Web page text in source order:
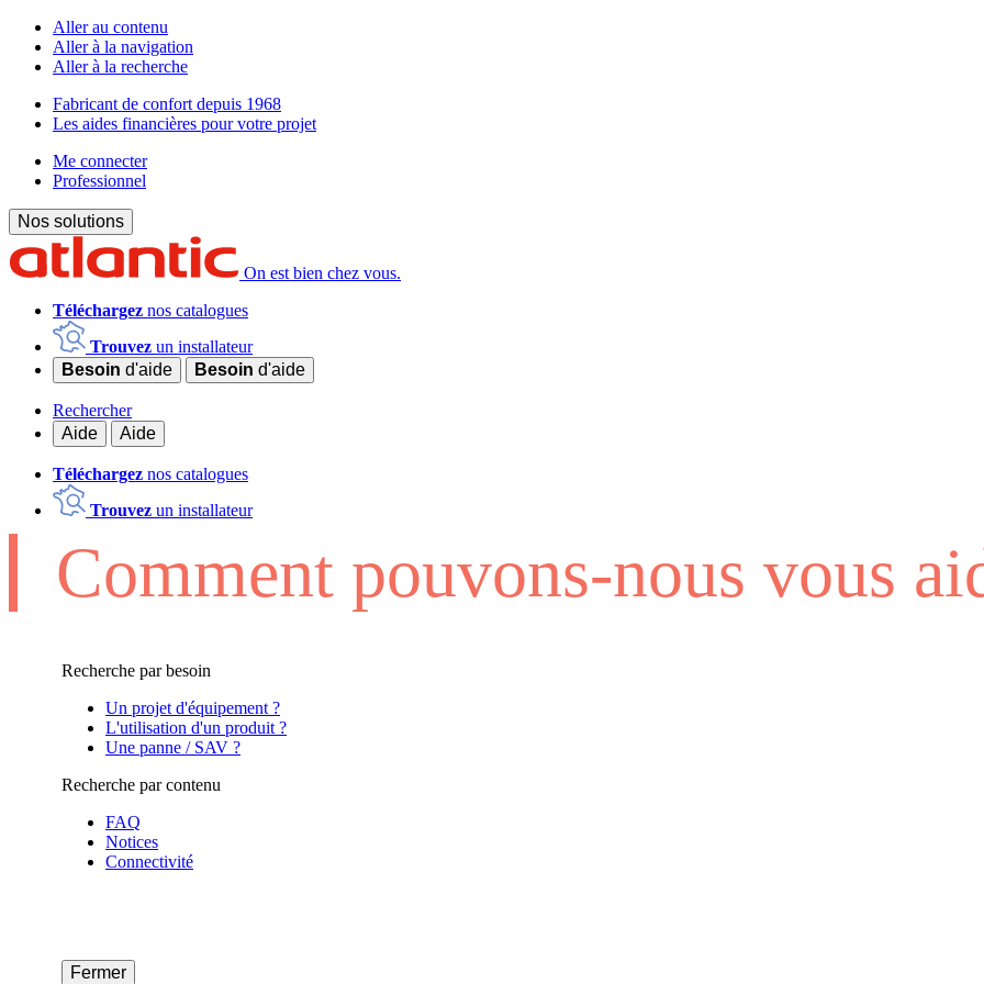
Aller au contenu
Aller à la navigation
Aller à la recherche
Fabricant de confort depuis 1968
Les aides financières pour votre projet
Me connecter
Professionnel
Nos solutions
On est bien chez vous.
Téléchargez nos catalogues
Trouvez un installateur
Besoin d'aide Besoin d'aide
Rechercher
Aide
Aide
Téléchargez nos catalogues
Trouvez un installateur
Comment pouvons-nous vous
Recherche par besoin
Un projet d'équipement ?
L'utilisation d'un produit ?
Une panne / SAV ?
Recherche par contenu
FAQ
Notices
Connectivité
Fermer